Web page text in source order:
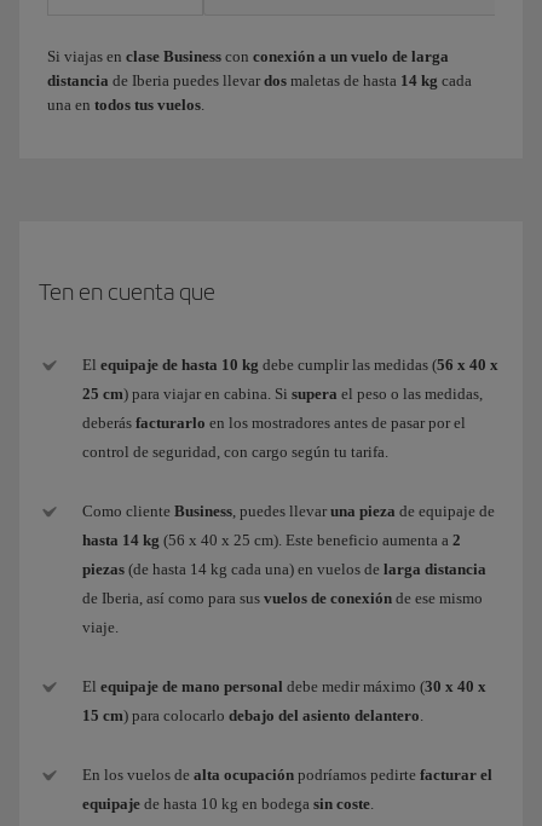
Si viajas en clase Business con conexión a un vuelo de larga
distancia de Iberia puedes llevar dos maletas de hasta 14 kg cada
una en todos tus vuelos.
Ten en cuenta que
El equipaje de hasta 10 kg debe cumplir las medidas (56 x 40 x
25 cm) para viajar en cabina. Si supera el peso o las medidas,
deberás facturarlo en los mostradores antes de pasar por el
control de seguridad, con cargo según tu tarifa.
Como cliente Business, puedes llevar una pieza de equipaje de
hasta 14 kg (56 x 40 x 25 cm). Este beneficio aumenta a 2
piezas (de hasta 14 kg cada una) en vuelos de larga distancia
de Iberia, así como para sus vuelos de conexión de ese mismo
viaje.
El equipaje de mano personal debe medir máximo (30 x 40 x
15 cm) para colocarlo debajo del asiento delantero.
En los vuelos de alta ocupación podríamos pedirte facturar el
equipaje de hasta 10 kg en bodega sin coste.